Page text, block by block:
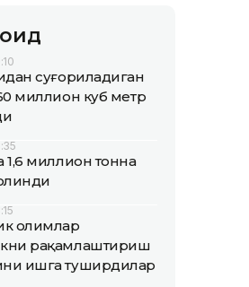
суғориладиган
миллион куб метр
1,6 миллион тонна
олимлар
рақамлаштириш
ишга туширдилар